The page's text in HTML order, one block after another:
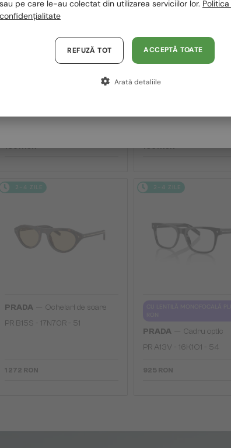
1 301 RON 1 301 RON
2-4 ZILE
PRADA
Ochelari de soare
PR B15S - 17N70R - 51
1 272 RON
2-4 ZILE
PRADA
Cadru optic
PR A13V - 16K1O1 - 54
925 RON
Magyarország / HU
Austria / AT
Germania / DE
sau pe care le-au colectat din utilizarea serviciilor lor.
confidențialitate
ACCEPTĂ TOATE
REFUZĂ TOT
Arată detaliile